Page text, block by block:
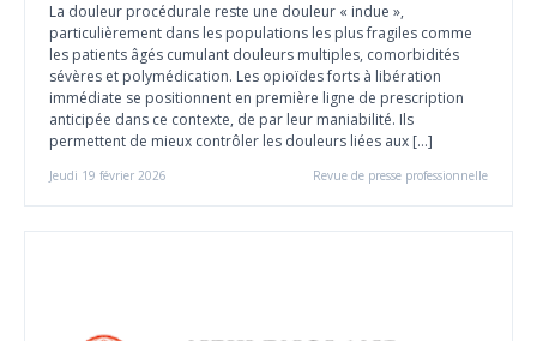
La douleur procédurale reste une douleur « indue »,
particulièrement dans les populations les plus fragiles comme
les patients âgés cumulant douleurs multiples, comorbidités
sévères et polymédication. Les opioïdes forts à libération
immédiate se positionnent en première ligne de prescription
anticipée dans ce contexte, de par leur maniabilité. Ils
permettent de mieux contrôler les douleurs liées aux […]
Jeudi 19 février 2026 Revue de presse professionnelle